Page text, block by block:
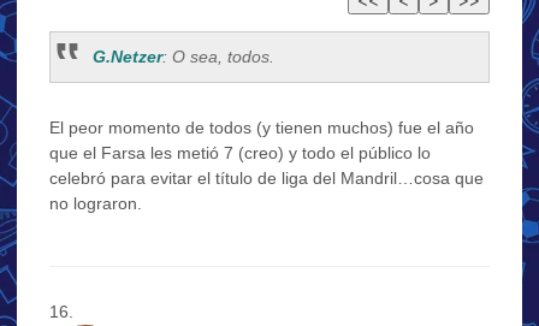
G.Netzer: O sea, todos.
El peor momento de todos (y tienen muchos) fue el año
que el Farsa les metió 7 (creo) y todo el público lo
celebró para evitar el título de liga del Mandril…cosa que
no lograron.